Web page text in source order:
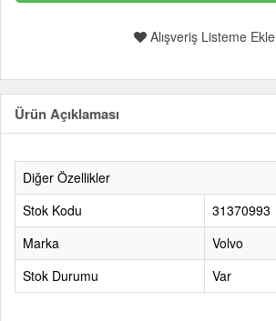
Alışveriş Listeme Ekle
Ürün Açıklaması
Diğer Özellikler
Stok Kodu
31370993
Marka
Volvo
Stok Durumu
Var